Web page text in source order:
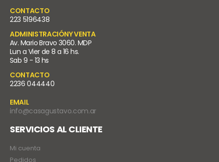
CONTACTO
223 5196438
ADMINISTRACIÓNY VENTA
Av. Mario Bravo 3060. MDP
Lun a Vier de 8 a 16 hs.
Sab 9 - 13 hs
CONTACTO
2236 044440
EMAIL
info@casagustavo.com.ar
SERVICIOS AL CLIENTE
Mi cuenta
Pedidos